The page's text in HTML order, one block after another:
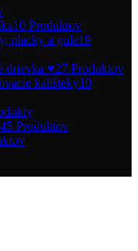
10 Produktov
placky a gule19
drievka ♥27 Produktov
kališteky10
45 Produktov